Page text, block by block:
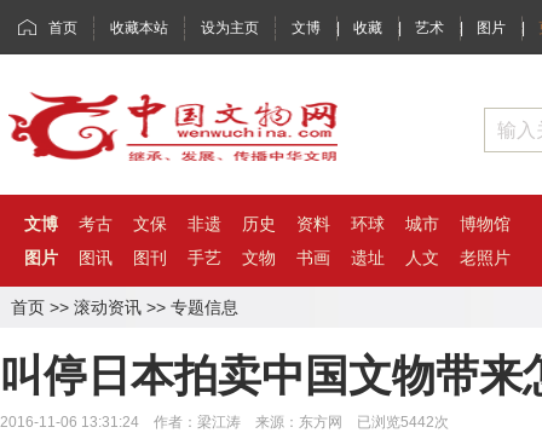
首页 收藏本站 设为主页 文博 | 收藏 | 艺术 | 图片 |
文博 考古 文保 非遗 历史 资料 环球 城市
博物馆
图片
图讯 图刊 手艺 文物 书画 遗址 人文 老照片
首页 >> 滚动资讯 >> 专题信息
叫停日本拍卖中国文物带来
2016-11-06 13:31:24 作者：梁江涛 来源：东方网 已浏览5442次